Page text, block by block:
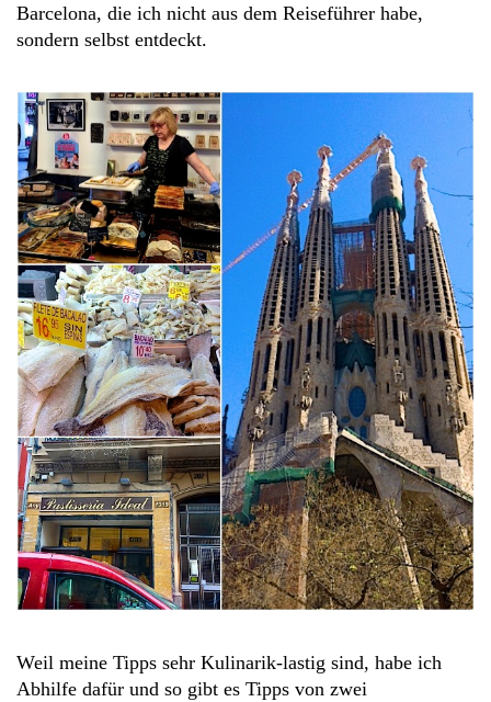
Barcelona, die ich nicht aus dem Reiseführer habe,
sondern selbst entdeckt.
Weil meine Tipps sehr Kulinarik-lastig sind, habe ich
Abhilfe dafür und so gibt es Tipps von zwei